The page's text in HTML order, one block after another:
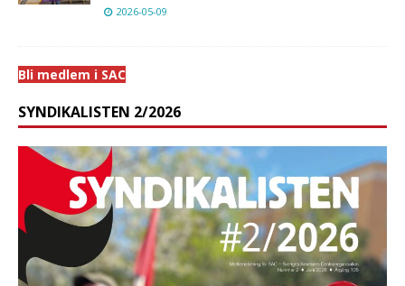
2026-05-09
Bli medlem i SAC
SYNDIKALISTEN 2/2026